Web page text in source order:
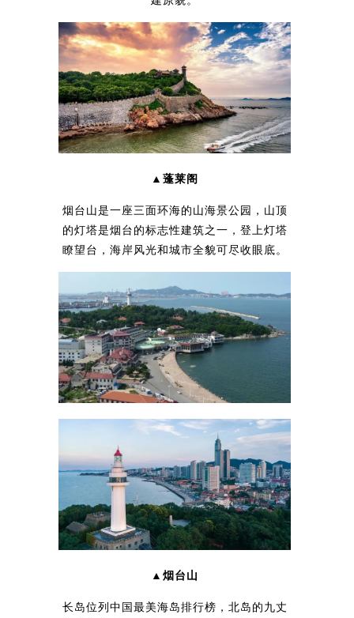
▲蓬莱阁
烟台山是一座三面环海的山海景公园，山顶
的灯塔是烟台的标志性建筑之一，登上灯塔
瞭望台，海岸风光和城市全貌可尽收眼底。
▲烟台山
长岛位列中国最美海岛排行榜，北岛的九丈